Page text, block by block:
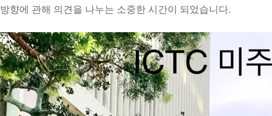
방향에 관해 의견을 나누는 소중한 시간이 되었습니다.